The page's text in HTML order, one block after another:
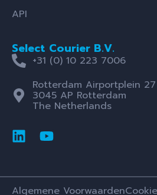
Select Courier B.V.
+31 (0) 10 223 7006
Rotterdam Airportplein 27
3045 AP Rotterdam
The Netherlands
API
Algemene Voorwaarden